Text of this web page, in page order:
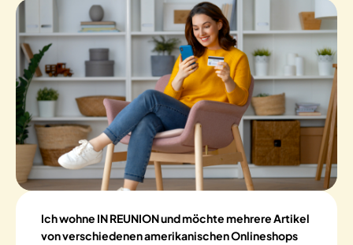
Ich wohne IN REUNION und möchte mehrere Artikel
von verschiedenen amerikanischen Onlineshops